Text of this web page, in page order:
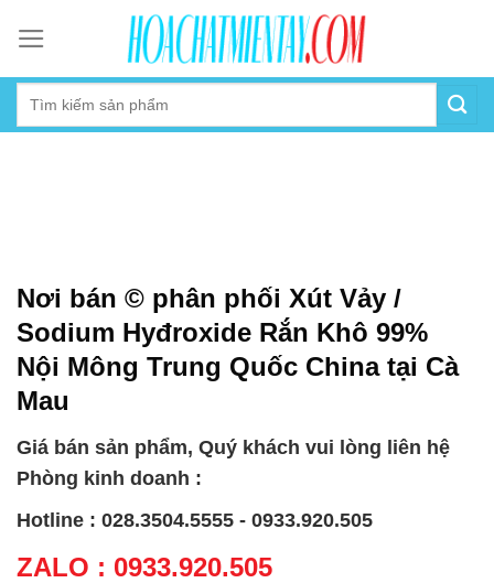
content
Nơi bán © phân phối Xút Vảy /
Sodium Hyđroxide Rắn Khô 99%
Nội Mông Trung Quốc China tại Cà
Mau
Giá bán sản phẩm, Quý khách vui lòng liên hệ
Phòng kinh doanh :
Hotline : 028.3504.5555 - 0933.920.505
ZALO : 0933.920.505